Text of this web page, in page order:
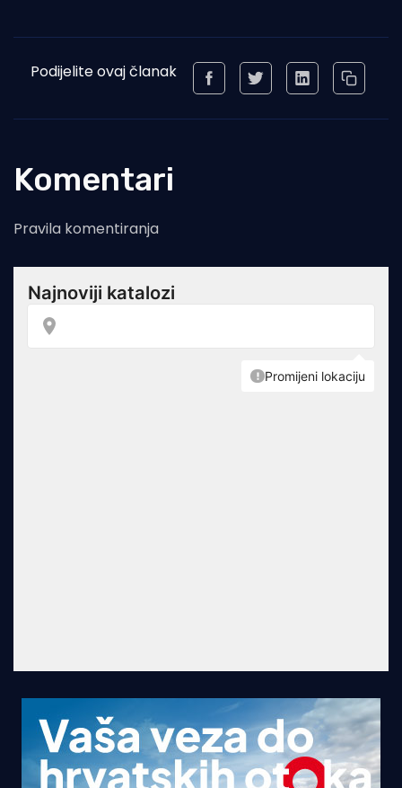
Podijelite ovaj članak
Komentari
Pravila komentiranja